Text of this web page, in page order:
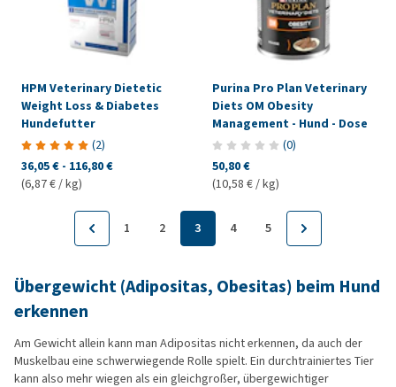
HPM Veterinary Dietetic
Weight Loss & Diabetes
Hundefutter
(2)
36,05 € - 116,80 €
(6,87 € / kg)
Purina Pro Plan Veterinary
Diets OM Obesity
Management - Hund - Dose
(0)
50,80 €
(10,58 € / kg)
1 2 3 4 5
Übergewicht (Adipositas, Obesitas) beim Hund
erkennen
Am Gewicht allein kann man Adipositas nicht erkennen, da auch der
Muskelbau eine schwerwiegende Rolle spielt. Ein durchtrainiertes Tier
kann also mehr wiegen als ein gleichgroßer, übergewichtiger